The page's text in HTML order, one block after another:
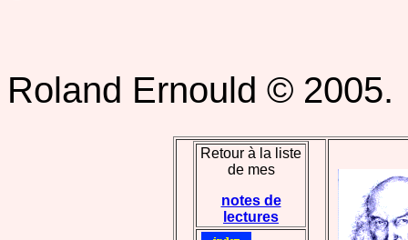
Roland Ernould © 2005.
Retour à la liste
de mes
notes de
lectures